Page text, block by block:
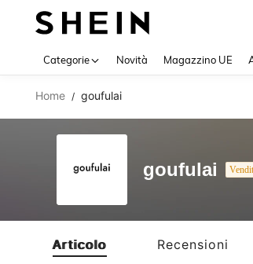
Categorie Novità Magazzino UE
Home / goufulai
goufulai
Articolo Recensioni